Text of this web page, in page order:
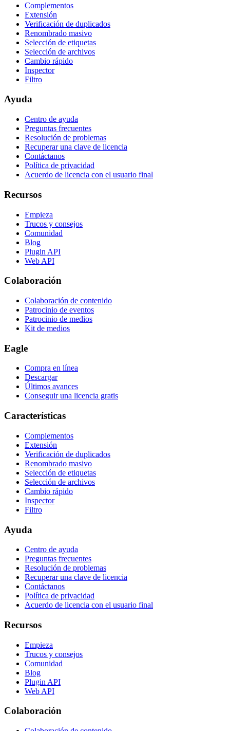
Complementos
Extensión
Verificación de duplicados
Renombrado masivo
Selección de etiquetas
Selección de archivos
Cambio rápido
Inspector
Filtro
Ayuda
Centro de ayuda
Preguntas frecuentes
Resolución de problemas
Recuperar una clave de licencia
Contáctanos
Política de privacidad
Acuerdo de licencia con el usuario final
Recursos
Empieza
Trucos y consejos
Comunidad
Blog
Plugin API
Web API
Colaboración
Colaboración de contenido
Patrocinio de eventos
Patrocinio de medios
Kit de medios
Eagle
Compra en línea
Descargar
Últimos avances
Conseguir una licencia gratis
Características
Complementos
Extensión
Verificación de duplicados
Renombrado masivo
Selección de etiquetas
Selección de archivos
Cambio rápido
Inspector
Filtro
Ayuda
Centro de ayuda
Preguntas frecuentes
Resolución de problemas
Recuperar una clave de licencia
Contáctanos
Política de privacidad
Acuerdo de licencia con el usuario final
Recursos
Empieza
Trucos y consejos
Comunidad
Blog
Plugin API
Web API
Colaboración